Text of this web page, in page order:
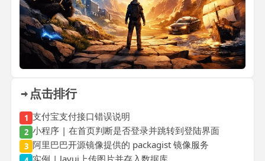
点击排行
1 支付宝支付接口错误说明
2 小程序 | 在首页判断是否登录并跳转到登陆界面
3 阿里巴巴开源镜像提供的 packagist 镜像服务
实例 | layui上传图片并存入数据库